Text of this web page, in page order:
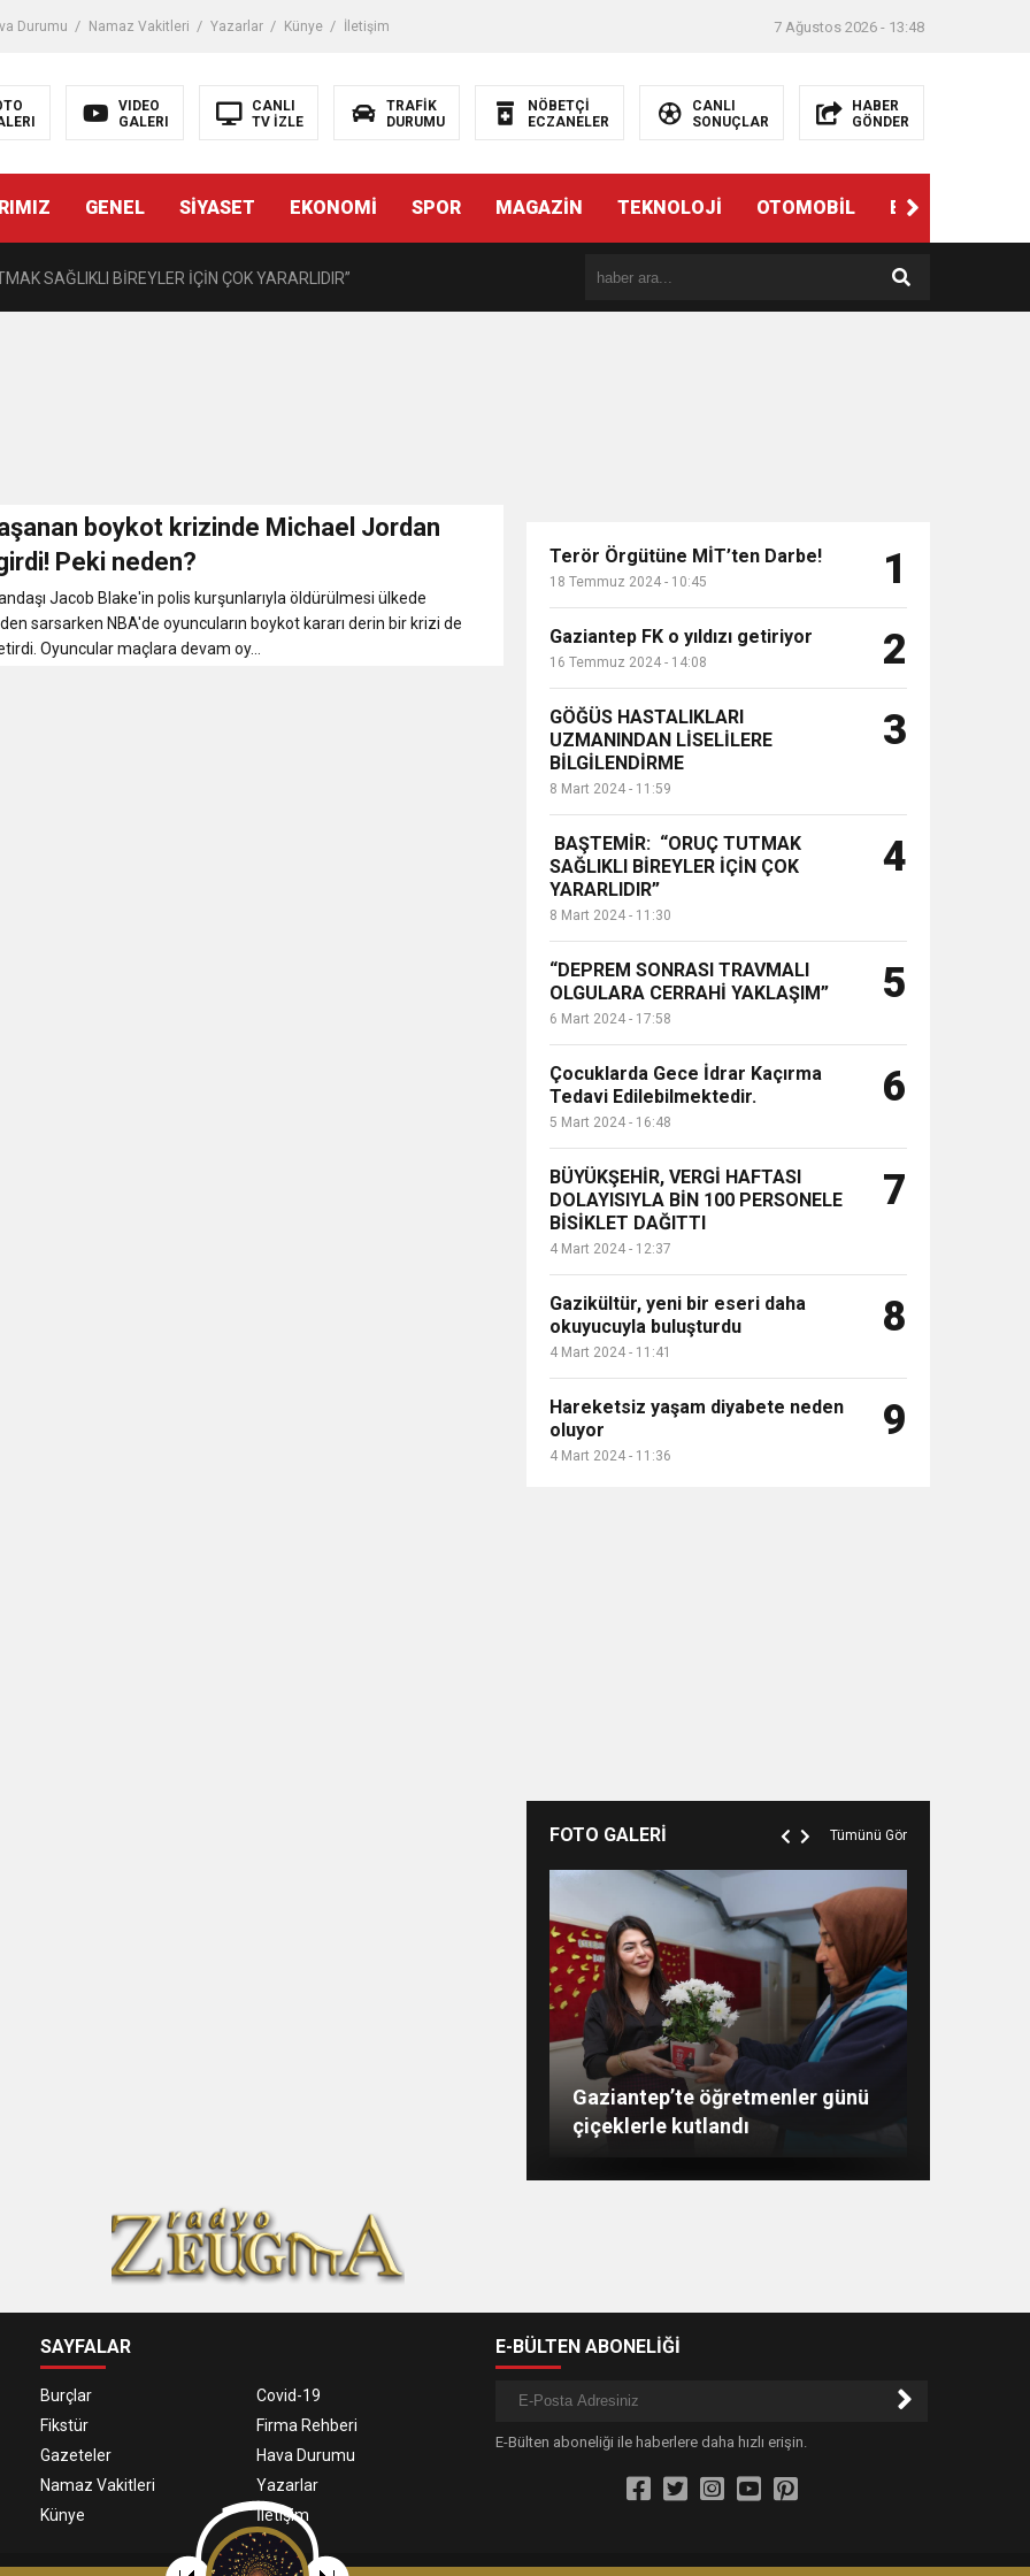
Durumu Namaz Vakitleri Yazarlar Künye İletişim 7 Ağustos 2026 - 13:48
VIDEO
GALERI
CANLI
TV İZLE
TRAFİK
DURUMU
NÖBETÇİ
ECZANELER
CANLI
SONUÇLAR
HABER
GÖNDER
GENEL SİYASET EKONOMİ SPOR MAGAZİN TEKNOLOJİ OTOMOBİL EĞİTİM
LİSELİLERE BİLGİLENDİRME
SAĞLIKLI BİREYLER İÇİN ÇOK YARARLIDIR”
daha okuyucuyla buluşturdu
neden oluyor
boykot krizinde Michael Jordan
Peki neden?
Jacob Blake'in polis kurşunlarıyla öldürülmesi ülkede
sarsarken NBA'de oyuncuların boykot kararı derin bir krizi de
Oyuncular maçlara devam oy...
Terör Örgütüne MİT’ten Darbe!
18 Temmuz 2024 - 10:45 1
Gaziantep FK o yıldızı getiriyor
16 Temmuz 2024 - 14:08 2
GÖĞÜS HASTALIKLARI
UZMANINDAN LİSELİLERE
BİLGİLENDİRME
8 Mart 2024 - 11:59
3
BAŞTEMİR: “ORUÇ TUTMAK
SAĞLIKLI BİREYLER İÇİN ÇOK
YARARLIDIR”
8 Mart 2024 - 11:30
4
“DEPREM SONRASI TRAVMALI
OLGULARA CERRAHİ YAKLAŞIM”
6 Mart 2024 - 17:58
5
Çocuklarda Gece İdrar Kaçırma
Tedavi Edilebilmektedir.
5 Mart 2024 - 16:48
6
BÜYÜKŞEHİR, VERGİ HAFTASI
DOLAYISIYLA BİN 100 PERSONELE
BİSİKLET DAĞITTI
4 Mart 2024 - 12:37
7
Gazikültür, yeni bir eseri daha
okuyucuyla buluşturdu
4 Mart 2024 - 11:41
8
Hareketsiz yaşam diyabete neden
oluyor
4 Mart 2024 - 11:36
9
FOTO GALERİ Tümünü Gör
Konukoğlu: Türkiye ekonomisine
11 farklı sektörde değer
katıyoruz
Gaziantep’te öğretmenler günü
çiçeklerle kutlandı
Şahin: “İstikbalimizi
şekillendirecek olan sizlersiniz”
SAYFALAR
Burçlar
Covid-19
Fikstür
Firma Rehberi
Gazeteler
Hava Durumu
Namaz Vakitleri
Yazarlar
Künye
İletişim
E-BÜLTEN ABONELİĞİ
E-Bülten aboneliği ile haberlere daha hızlı erişin.